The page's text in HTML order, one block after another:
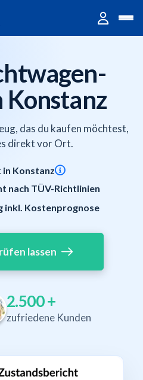
Konstanz
das du kaufen möchtest,
direkt vor Ort.
Konstanz
nach TÜV-Richtlinien
Kostenprognose
lassen
2.500+
zufriedene Kunden